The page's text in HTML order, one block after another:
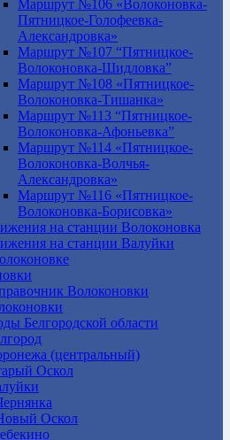
Маршрут №106 «Волоконовка-
Пятницкое-Голофеевка-
Александровка»
Маршрут №107 “Пятницкое-
Волоконовка-Шидловка”
Маршрут №108 «Пятницкое-
Волоконовка-Тишанка»
Маршрут №113 “Пятницкое-
Волоконовка-Афоньевка”
Маршрут №114 «Пятницкое-
Волоконовка-Волчья-
Александровка»
Маршрут №116 «Пятницкое-
Волоконовка-Борисовка»
на станции Волоконовка
на станции Валуйки
Волоконовки
Белгородской области
(центральный)
Оскол
Оскол